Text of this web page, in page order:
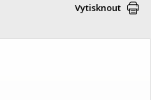
Vytisknout